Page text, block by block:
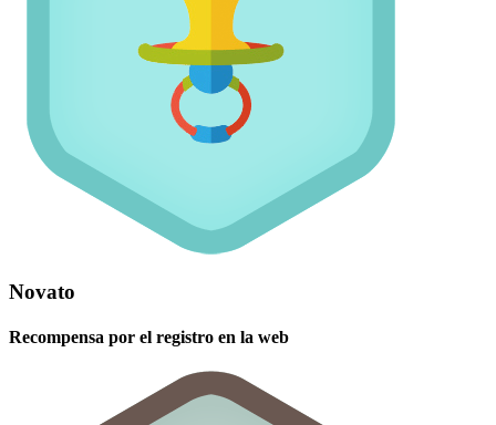
Novato
Recompensa por el registro en la web